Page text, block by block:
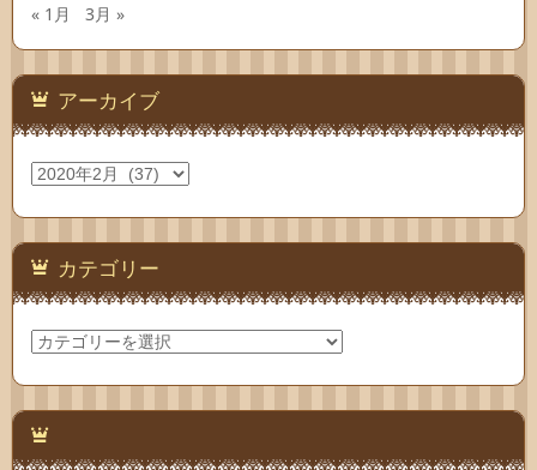
« 1月 3月 »
アーカイブ
ア
ー
カ
ブ カテゴリー
カ
テ
ゴ
ー